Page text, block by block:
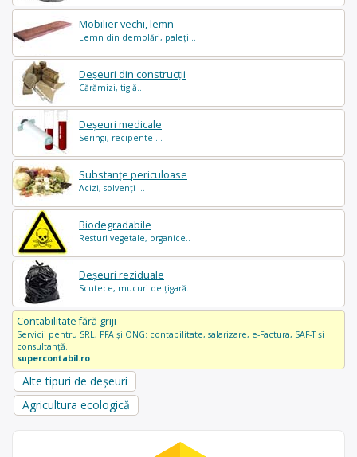
Mobilier vechi, lemn
Lemn din demolări, paleți...
Deșeuri din construcții
Cărămizi, tiglă...
Deșeuri medicale
Seringi, recipente ...
Substanțe periculoase
Acizi, solvenți ...
Biodegradabile
Resturi vegetale, organice..
Deșeuri reziduale
Scutece, mucuri de țigară..
Contabilitate fără griji
Servicii pentru SRL, PFA și ONG: contabilitate, salarizare, e-Factura, SAF-T și
consultanță.
supercontabil.ro
Alte tipuri de deșeuri
Agricultura ecologică